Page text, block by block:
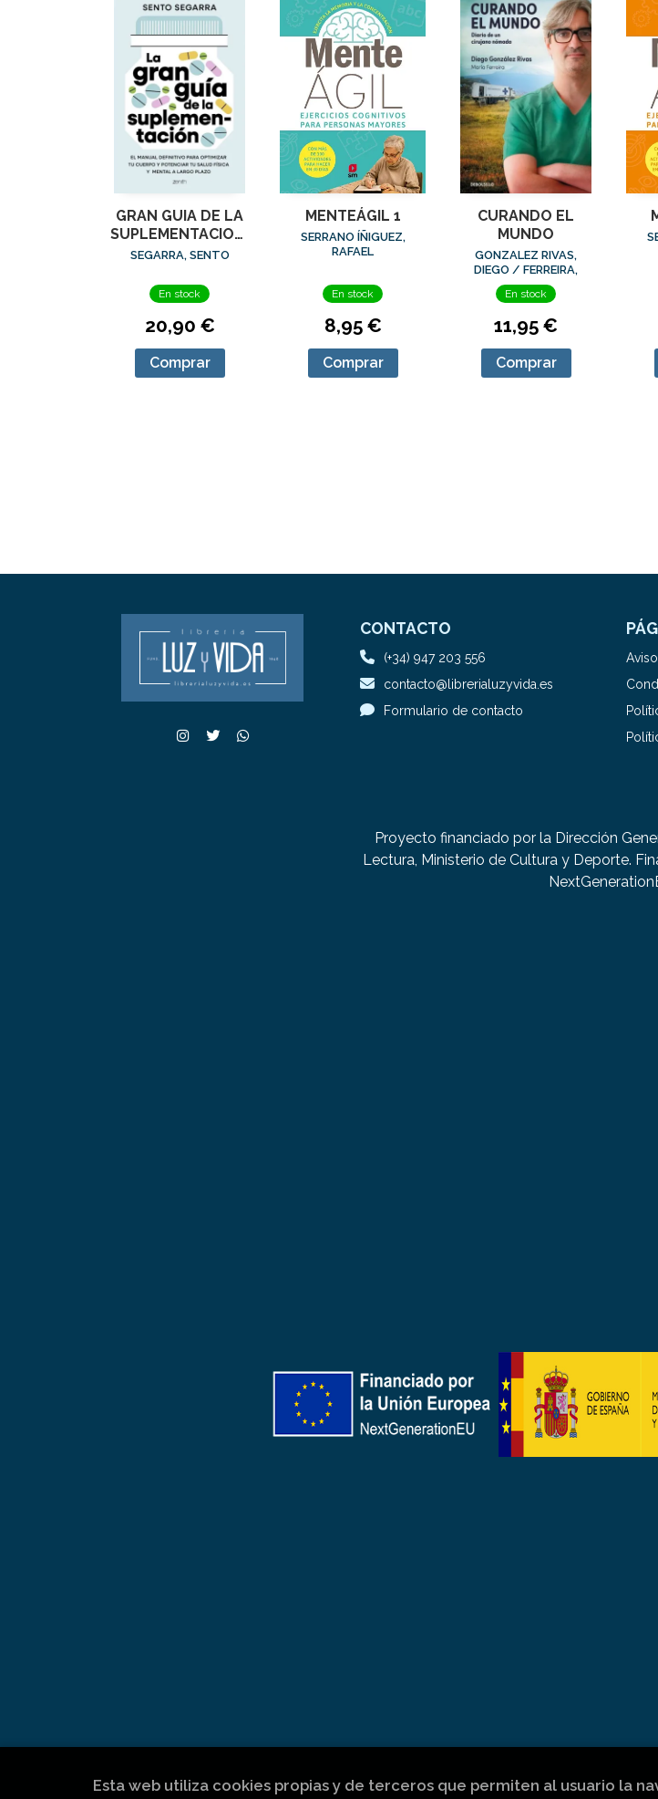
GRAN GUIA DE LA
SUPLEMENTACION,
LA
SEGARRA, SENTO
En stock
20,90 €
Comprar
MENTEÁGIL 1
SERRANO ÍÑIGUEZ,
RAFAEL
En stock
8,95 €
Comprar
CURANDO EL
MUNDO
GONZALEZ RIVAS,
DIEGO / FERREIRA,
MARIA
En stock
11,95 €
Comprar
CONTACTO
(+34) 947 203 556
contacto@librerialuzyvida.es
Formulario de contacto
Proyecto financiado por la Dirección
Lectura, Ministerio de Cultura y Deporte.
Esta web utiliza cookies propias y de terceros que permiten al usuario la